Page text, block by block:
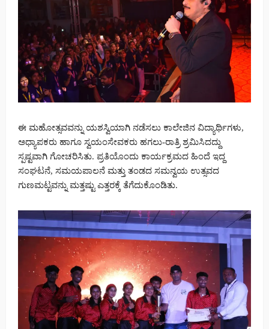
ಈ ಮಹೋತ್ಸವವನ್ನು ಯಶಸ್ವಿಯಾಗಿ ನಡೆಸಲು ಕಾಲೇಜಿನ ವಿದ್ಯಾರ್ಥಿಗಳು,
ಅಧ್ಯಾಪಕರು ಹಾಗೂ ಸ್ವಯಂಸೇವಕರು ಹಗಲು-ರಾತ್ರಿ ಶ್ರಮಿಸಿದದ್ದು
ಸ್ಪಷ್ಟವಾಗಿ ಗೋಚರಿಸಿತು. ಪ್ರತಿಯೊಂದು ಕಾರ್ಯಕ್ರಮದ ಹಿಂದೆ ಇದ್ದ
ಸಂಘಟನೆ, ಸಮಯಪಾಲನೆ ಮತ್ತು ತಂಡದ ಸಮನ್ವಯ ಉತ್ಸವದ
ಗುಣಮಟ್ಟವನ್ನು ಮತ್ತಷ್ಟು ಎತ್ತರಕ್ಕೆ ತೆಗೆದುಕೊಂಡಿತು.